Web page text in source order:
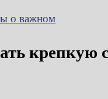
о важном
крепкую